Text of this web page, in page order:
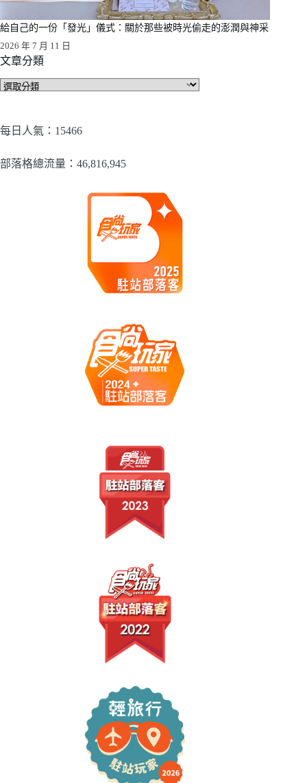
給自己的一份「發光」儀式：關於那些被時光偷走的澎潤與神采
2026 年 7 月 11 日
文章分類
文
類
每日人氣：15466
部落格總流量：​46,816,945